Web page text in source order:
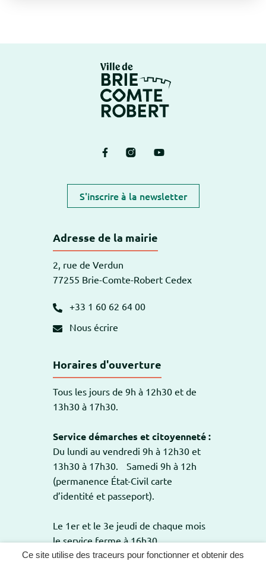
Ce site utilise des traceurs pour fonctionner et obtenir des
Lien vers le compte Facebook
Lien vers le compte Instagram
Lien vers la chaîne
S'inscrire à la newsletter
Adresse de la mairie
2, rue de Verdun
77255 Brie-Comte-Robert Cedex
+33 1 60 62 64 00
Nous écrire
Horaires d'ouverture
Tous les jours de 9h à 12h30 et de
13h30 à 17h30.
Service démarches et citoyenneté :
Du lundi au vendredi 9h à 12h30 et
13h30 à 17h30. Samedi 9h à 12h
(permanence État-Civil carte
d’identité et passeport).
Le 1er et le 3e jeudi de chaque mois
le service ferme à 16h30.